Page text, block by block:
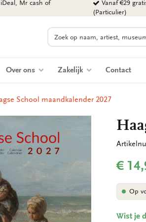
Mr cash of
Vanaf €29
(Particulier)
Zoeken
Over ons Zakelijk Contact
School maandkalender 2027
€
Op
Wist je